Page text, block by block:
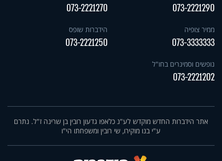
073-2221290
073-2221270
ממיר צופיה
073-3333333
הידברות שופס
073-2221250
נופשים וסמינרים בחו"ל
073-2221202
אתר הידברות החדש מוקדש לע"נ כלאפו גדעון רובין בן שרינה ז"ל. נתרם
ע"י בנו מוקירו, שי רובין ומשפחתו הי"ו